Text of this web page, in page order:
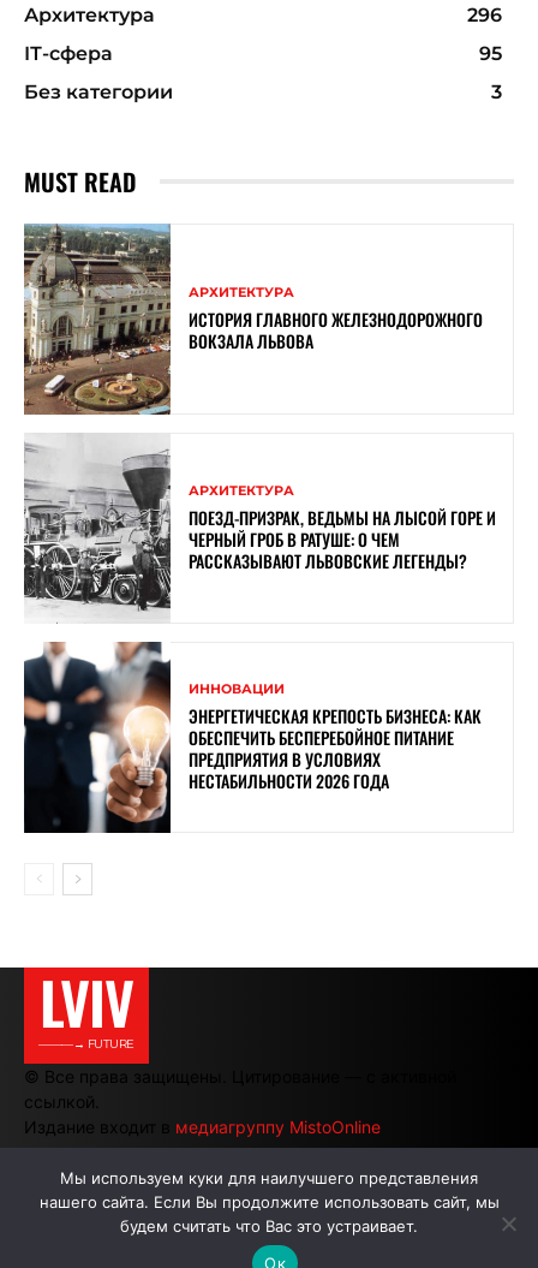
Архитектура
296
ІТ-сфера
95
Без категории
3
MUST READ
АРХИТЕКТУРА
ИСТОРИЯ ГЛАВНОГО ЖЕЛЕЗНОДОРОЖНОГО
ВОКЗАЛА ЛЬВОВА
АРХИТЕКТУРА
ПОЕЗД-ПРИЗРАК, ВЕДЬМЫ НА ЛЫСОЙ ГОРЕ И
ЧЕРНЫЙ ГРОБ В РАТУШЕ: О ЧЕМ
РАССКАЗЫВАЮТ ЛЬВОВСКИЕ ЛЕГЕНДЫ?
ИННОВАЦИИ
ЭНЕРГЕТИЧЕСКАЯ КРЕПОСТЬ БИЗНЕСА: КАК
ОБЕСПЕЧИТЬ БЕСПЕРЕБОЙНОЕ ПИТАНИЕ
ПРЕДПРИЯТИЯ В УСЛОВИЯХ
НЕСТАБИЛЬНОСТИ 2026 ГОДА
LVIV
———→ FUTURE
© Все права защищены. Цитирование — с активной
ссылкой.
Издание входит в медиагруппу MistoOnline
АВТОРЫ РЕКЛАМА НА САЙТЕ
Мы используем куки для наилучшего представления
нашего сайта. Если Вы продолжите использовать сайт, мы
будем считать что Вас это устраивает.
Ок